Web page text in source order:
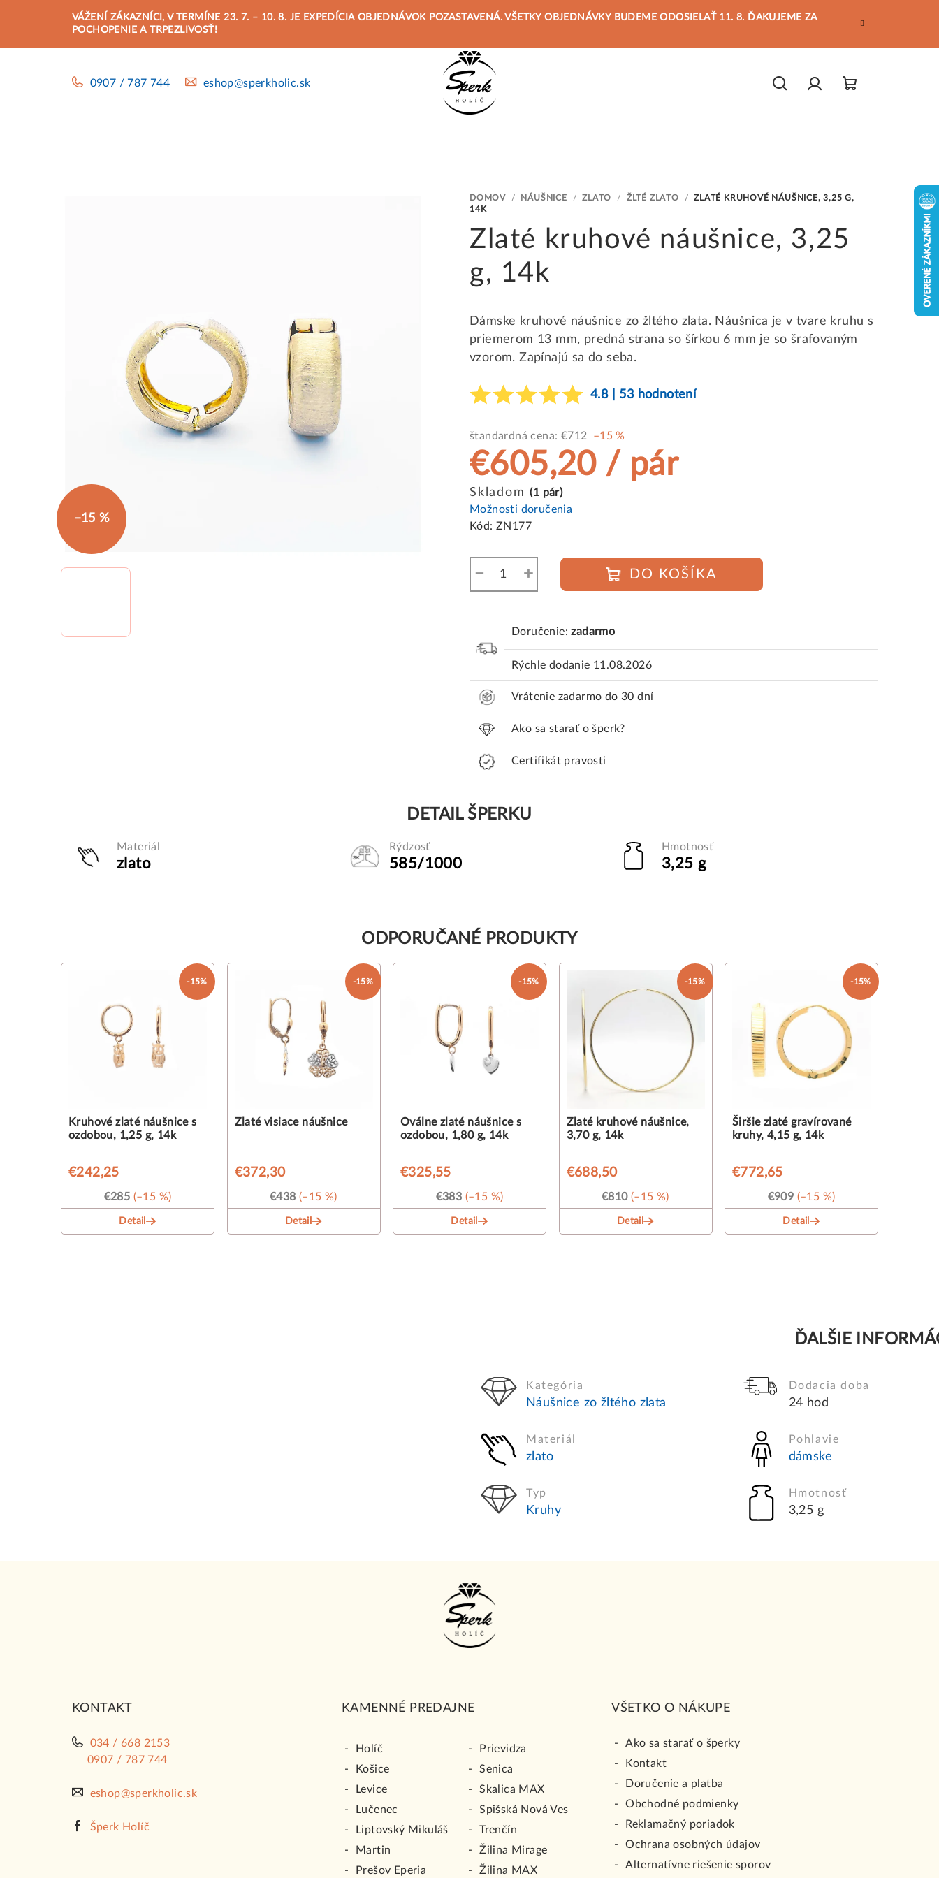
VÁŽENÍ ZÁKAZNÍCI, V TERMÍNE 23. 7. – 10. 8. JE EXPEDÍCIA OBJEDNÁVOK POZASTAVENÁ. VŠETKY OBJEDNÁVKY BUDEME ODOSIELAŤ 11. 8. ĎAKUJEME ZA
POCHOPENIE A TRPEZLIVOSŤ!
0907 / 787 744 eshop@sperkholic.sk
DOMOV / NÁUŠNICE / ZLATO / ŽLTÉ ZLATO /
ZLATÉ KRUHOVÉ NÁUŠNICE, 3,25 G,
14K
Zlaté kruhové náušnice, 3,25
g, 14k
Dámske kruhové náušnice zo žltého zlata. Náušnica je v tvare kruhu s
priemerom 13 mm, predná strana so šírkou 6 mm je so šrafovaným
vzorom. Zapínajú sa do seba.
4.8 | 53 hodnotení
štandardná cena: €712 –15 %
€605,20 / pár
Jednotková
cena:
Skladom(1 pár)
Možnosti doručenia
Kód: ZN177
+
− DO KOŠÍKA
Doručenie:zadarmo
Rýchle dodanie 11.08.2026
Vrátenie zadarmo do 30 dní
Ako sa starať o šperk?
Certifikát pravosti
–15 %
DETAIL ŠPERKU
Materiál
zlato
Rýdzosť
585/1000
Hmotnosť
3,25 g
ODPORUČANÉ PRODUKTY
-15%
Kruhové zlaté náušnice s
ozdobou, 1,25 g, 14k
€242,25
€285 (–15 %)
Detail
-15%
Zlaté visiace náušnice
€372,30
€438 (–15 %)
Detail
-15%
Oválne zlaté náušnice s
ozdobou, 1,80 g, 14k
€325,55
€383 (–15 %)
Detail
-15%
Zlaté kruhové náušnice,
3,70 g, 14k
€688,50
€810 (–15 %)
Detail
-15%
Širšie zlaté gravírované
kruhy, 4,15 g, 14k
€772,65
€909 (–15 %)
Detail
ĎALŠIE
Kategória
Náušnice zo žltého zlata
Dodacia doba
24 hod
Materiál
zlato
Pohlavie
dámske
Typ
Kruhy
Hmotnosť
3,25 g
KONTAKT
034 / 668 2153
0907 / 787 744
eshop@sperkholic.sk
Šperk Holíč
KAMENNÉ PREDAJNE
Holíč
Košice
Levice
Lučenec
Liptovský Mikuláš
Martin
Prešov Eperia
Prievidza
Senica
Skalica MAX
Spišská Nová Ves
Trenčín
Žilina Mirage
Žilina MAX
VŠETKO O NÁKUPE
Ako sa starať o šperky
Kontakt
Doručenie a platba
Obchodné podmienky
Reklamačný poriadok
Ochrana osobných údajov
Alternatívne riešenie sporov